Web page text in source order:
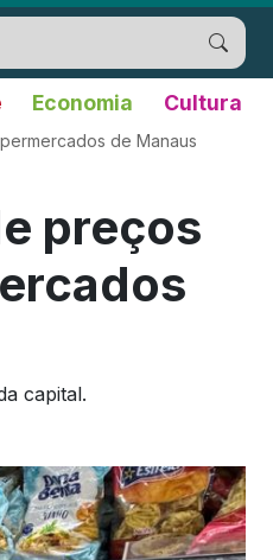
Economia Cultura
de Manaus
preços
capital.